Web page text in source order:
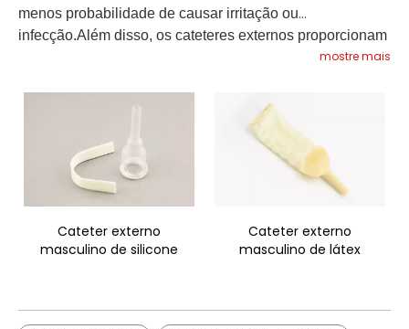
menos probabilidade de causar irritação ou
infecção.Além disso, os cateteres externos proporcionam
mostre mais
Cateter externo
masculino de silicone
Cateter externo
masculino de látex